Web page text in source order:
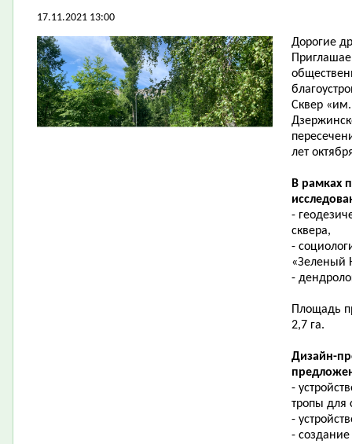
17.11.2021 13:00
Дорогие
Сквер
лет
В рамках
-
сквера,
-
«Зеленый
-
Площадь
2,7 га.
Дизайн-
-
тропы для
-
-